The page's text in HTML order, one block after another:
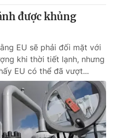
Hạnh, Phạm Quốc Thắng,
024.38 355 932
897 897
được khủng
EU sẽ phải đối mặt với
khi thời tiết lạnh, nhưng
EU có thể đã vượt...